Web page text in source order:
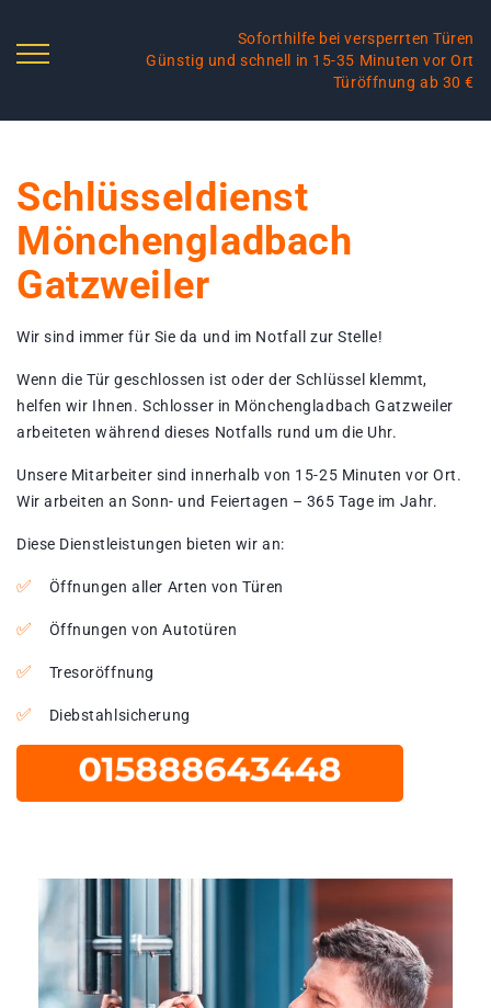
Soforthilfe bei versperrten Türen
Günstig und schnell in 15-35 Minuten vor Ort
Türöffnung ab 30 €
Schlüsseldienst
Mönchengladbach
Gatzweiler
Wir sind immer für Sie da und im Notfall zur Stelle!
Wenn die Tür geschlossen ist oder der Schlüssel klemmt,
helfen wir Ihnen. Schlosser in Mönchengladbach Gatzweiler
arbeiteten während dieses Notfalls rund um die Uhr.
Unsere Mitarbeiter sind innerhalb von 15-25 Minuten vor Ort.
Wir arbeiten an Sonn- und Feiertagen – 365 Tage im Jahr.
Diese Dienstleistungen bieten wir an:
Öffnungen aller Arten von Türen
Öffnungen von Autotüren
Tresoröffnung
Diebstahlsicherung